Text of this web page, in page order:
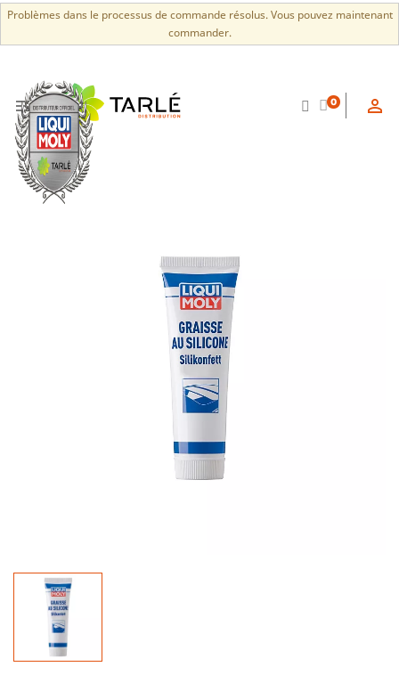
Problèmes dans le processus de commande résolus. Vous pouvez maintenant
commander.
 0 